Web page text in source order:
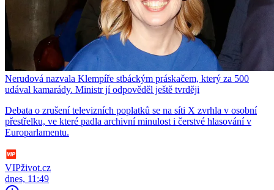
Nerudová nazvala Klempíře stbáckým práskačem, který za 500
udával kamarády. Ministr jí odpověděl ještě tvrději
Debata o zrušení televizních poplatků se na síti X zvrhla v osobní
přestřelku, ve které padla archivní minulost i čerstvé hlasování v
Europarlamentu.
VIPživot.cz
dnes, 11:49